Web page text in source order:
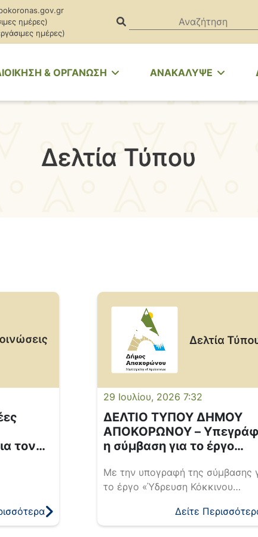
ημέρες)
ημέρες)
& ΟΡΓΑΝΩΣΗ ΑΝΑΚΑΛΥΨΕ
Δελτία Τύπου
τον
της
29 Ιουλίου, 2026 7:32
ΔΕΛΤΙΟ ΤΥΠΟΥ ΔΗΜΟΥ
ΑΠΟΚΟΡΩΝΟΥ –
η σύμβαση για το έργο
Χωριού» – Ένα ακόμη
αποφασιστικό βήμα για
οριστική επίλυση του
προβλήματος
Με την υπογραφή της σύμβασης
το έργο «Ύδρευση Κόκκινου
προϋπολογισμού προ έκπτωσης
907.420,64 ευρώ, η Δημοτική
Δείτε